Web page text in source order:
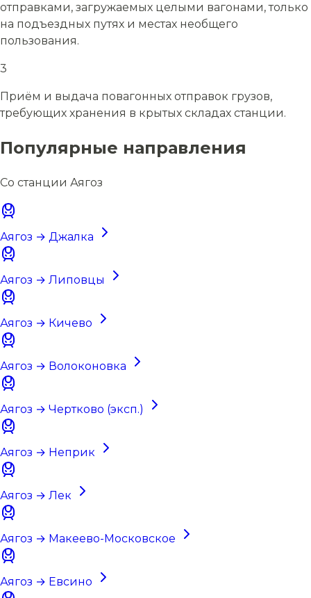
отправками, загружаемых целыми вагонами, только
на подъездных путях и местах необщего
пользования.
3
Приём и выдача повагонных отправок грузов,
требующих хранения в крытых складах станции.
Популярные направления
Со станции Аягоз
Аягоз → Джалка
Аягоз → Липовцы
Аягоз → Кичево
Аягоз → Волоконовка
Аягоз → Чертково (эксп.)
Аягоз → Неприк
Аягоз → Лек
Аягоз → Макеево-Московское
Аягоз → Евсино